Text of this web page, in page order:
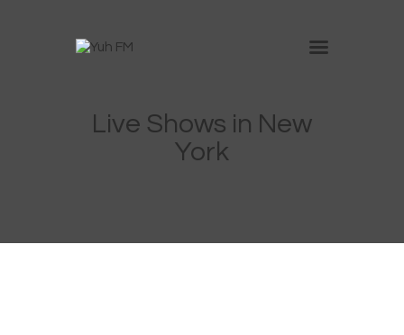
Live Shows in New
York
Nosotros
Anúnciate en Yuh